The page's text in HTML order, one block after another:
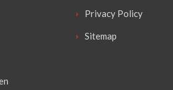
Privacy Policy
Sitemap